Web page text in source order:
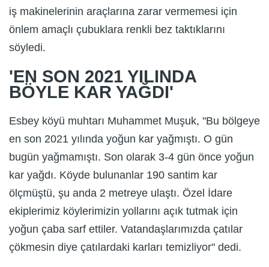
iş makinelerinin araçlarına zarar vermemesi için
önlem amaçlı çubuklara renkli bez taktıklarını
söyledi.
'EN SON 2021 YILINDA
BÖYLE KAR YAĞDI'
Esbey köyü muhtarı Muhammet Muşuk, "Bu bölgeye
en son 2021 yılında yoğun kar yağmıştı. O gün
bugün yağmamıştı. Son olarak 3-4 gün önce yoğun
kar yağdı. Köyde bulunanlar 190 santim kar
ölçmüştü, şu anda 2 metreye ulaştı. Özel İdare
ekiplerimiz köylerimizin yollarını açık tutmak için
yoğun çaba sarf ettiler. Vatandaşlarımızda çatılar
çökmesin diye çatılardaki karları temizliyor" dedi.